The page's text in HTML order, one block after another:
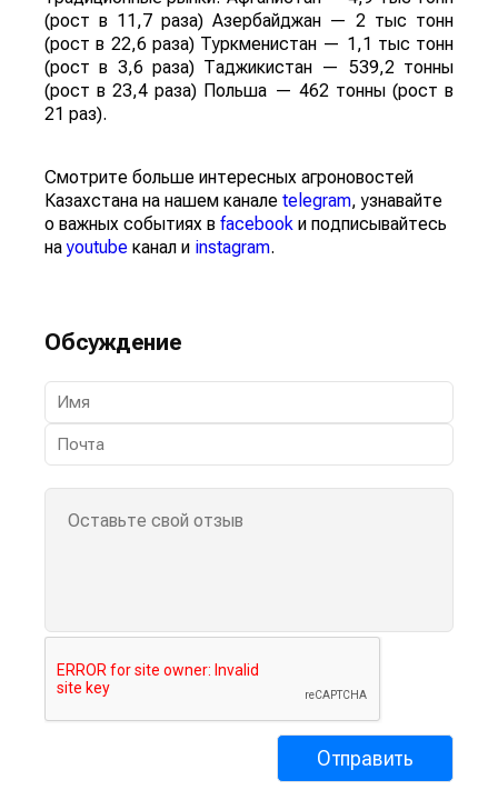
(рост в 11,7 раза) Азербайджан — 2 тыс тонн
(рост в 22,6 раза) Туркменистан — 1,1 тыс тонн
(рост в 3,6 раза) Таджикистан — 539,2 тонны
(рост в 23,4 раза) Польша — 462 тонны (рост в
21 раз).
Смотрите больше интересных агроновостей
Казахстана на нашем канале telegram, узнавайте
о важных событиях в facebook и подписывайтесь
наyoutube канал и instagram.
Обсуждение